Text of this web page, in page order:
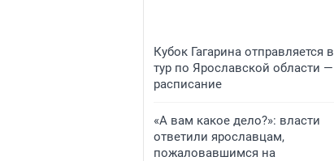
Кубок Гагарина отправляется в
тур по Ярославской области —
расписание
«А вам какое дело?»: власти
ответили ярославцам,
пожаловавшимся на